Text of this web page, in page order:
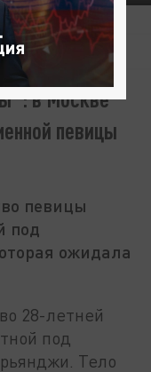
в Москве
певицы
певицы
под
ожидала
28-летней
под
Тело